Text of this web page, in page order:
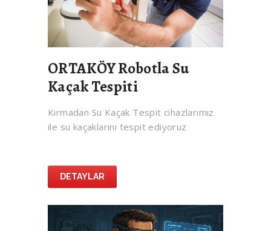
ORTAKÖY Robotla Su
Kaçak Tespiti
Kırmadan Su Kaçak Tespit cihazlarımız
ile su kaçaklarını tespit ediyoruz
DETAYLAR